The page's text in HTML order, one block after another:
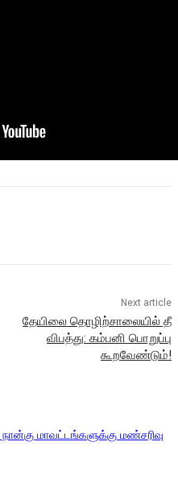
Next article
தேயிலை தொழிற்சாலையில் தீ
விபத்து: கம்பனி பொறுப்பு
கூறவேண்டும்!
மாவட்டங்களுக்கு மண்சரிவு